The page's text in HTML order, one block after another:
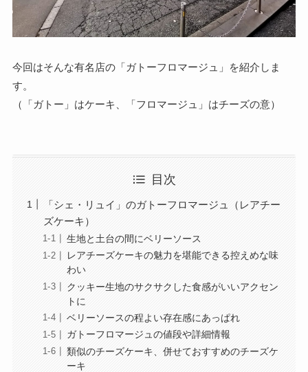
今回はそんな有名店の「ガトーフロマージュ」を紹介しま
す。
（「ガトー」はケーキ、「フロマージュ」はチーズの意）
目次
「シェ・リュイ」のガトーフロマージュ（レアチー
ズケーキ）
生地と土台の間にベリーソース
レアチーズケーキの魅力を堪能できる控えめな味
わい
クッキー生地のサクサクした食感がいいアクセン
トに
ベリーソースの程よい存在感にあっぱれ
ガトーフロマージュの値段や詳細情報
類似のチーズケーキ、併せておすすめのチーズケ
ーキ